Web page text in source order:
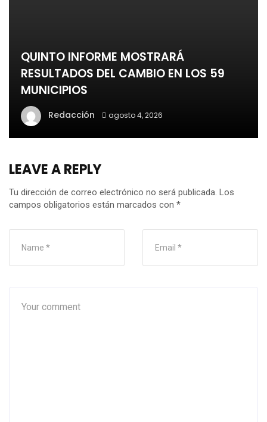
QUINTO INFORME MOSTRARÁ
RESULTADOS DEL CAMBIO EN LOS 59
MUNICIPIOS
Redacción agosto 4, 2026
LEAVE A REPLY
Tu dirección de correo electrónico no será publicada. Los
campos obligatorios están marcados con *